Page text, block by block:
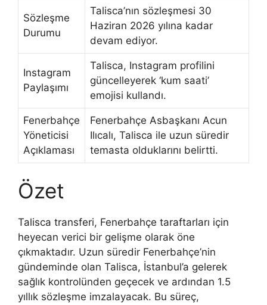
Sözleşme
Durumu
Talisca’nın sözleşmesi 30
Haziran 2026 yılına kadar
devam ediyor.
Instagram
Paylaşımı
Talisca, Instagram profilini
güncelleyerek ‘kum saati’
emojisi kullandı.
Fenerbahçe
Yöneticisi
Açıklaması
Fenerbahçe Asbaşkanı Acun
Ilıcalı, Talisca ile uzun süredir
temasta olduklarını belirtti.
Özet
Talisca transferi, Fenerbahçe taraftarları için
heyecan verici bir gelişme olarak öne
çıkmaktadır. Uzun süredir Fenerbahçe’nin
gündeminde olan Talisca, İstanbul’a gelerek
sağlık kontrolünden geçecek ve ardından 1.5
yıllık sözleşme imzalayacak. Bu süreç,